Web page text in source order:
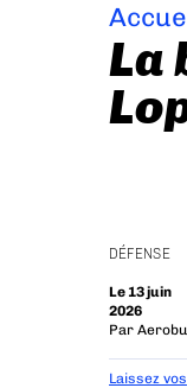
La
DÉFENSE
Le 13 juin
2026
Par
Laissez vos